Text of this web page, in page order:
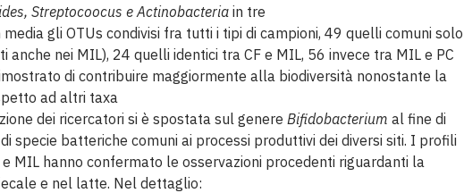
Streptocoocus e Actinobacteria in tre
gli OTUs condivisi fra tutti i tipi di campioni, 49 quelli comuni solo
anche nei MIL), 24 quelli identici tra CF e MIL, 56 invece tra MIL e PC
di contribuire maggiormente alla biodiversità nonostante la
ad altri taxa
dei ricercatori si è spostata sul genere Bifidobacterium al fine di
specie batteriche comuni ai processi produttivi dei diversi siti. I profili
MIL hanno confermato le osservazioni procedenti riguardanti la
e nel latte. Nel dettaglio: